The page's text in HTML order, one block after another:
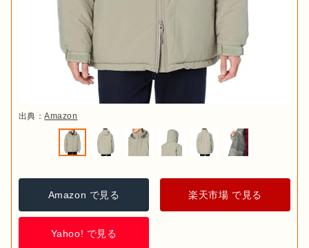
出典：Amazon
Amazon で見る 楽天市場 で見る
Yahoo! で見る